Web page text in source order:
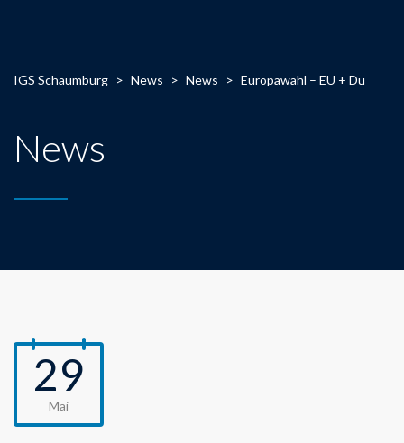
IGS Schaumburg > News > News > Europawahl – EU + Du
News
29
Mai